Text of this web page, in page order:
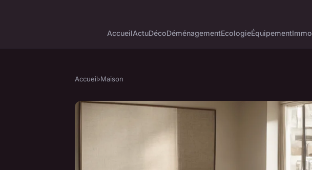
AccueilActuDécoDéménagementEcologieÉquipementImmo
Accueil›Maison